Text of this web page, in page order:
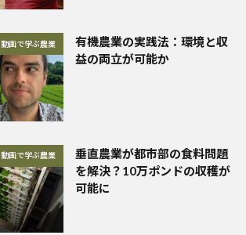
動画で学ぶ農業
有機農業の実践法：環境と収
益の両立が可能か
動画で学ぶ農業
垂直農業が都市部の食料問題
を解決？10万ポンドの収穫が
可能に